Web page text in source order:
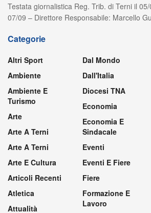
Testata giornalistica Reg. Trib. di Terni il
07/09 – Direttore Responsabile: Marcello
Categorie
Altri Sport
Ambiente
Ambiente E
Turismo
Arte
Arte A Terni
Arte A Terni
Arte E Cultura
Articoli Recenti
Atletica
Attualità
Dal Mondo
Dall'Italia
Diocesi TNA
Economia
Economia E
Sindacale
Eventi
Eventi E Fiere
Fiere
Formazione E
Lavoro